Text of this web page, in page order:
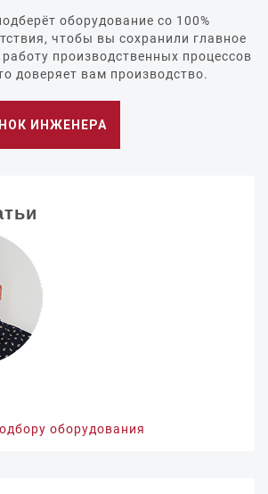
оборудование со 100%
чтобы вы сохранили главное
производственных процессов
доверяет вам производство.
ИНЖЕНЕРА
оборудования